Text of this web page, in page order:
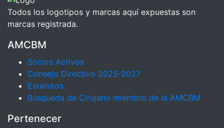
Todos los logotipos y marcas aquí expuestas son
marcas registrada.
AMCBM
Socios Activos
Consejo Directivo 2025-2027
Estatutos
Búsqueda de Cirujano miembro de la AMCBM
Pertenecer